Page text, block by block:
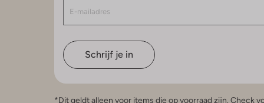
Schrijf je in
*Dit geldt alleen voor items die op voorraad zijn. Check